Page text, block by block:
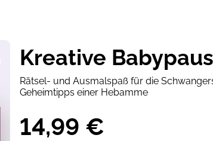
Kreative
Rätsel- und Ausmalspaß für die
Geheimtipps einer Hebamme
14,99 €